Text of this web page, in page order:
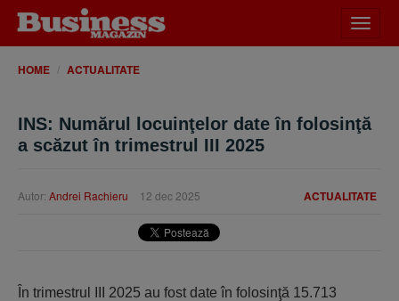
meniu
HOME ACTUALITATE
INS: Numărul locuinţelor date în folosinţă
a scăzut în trimestrul III 2025
ACTUALITATE
Autor: Andrei Rachieru 12 dec 2025
În trimestrul III 2025 au fost date în folosinţă 15.713